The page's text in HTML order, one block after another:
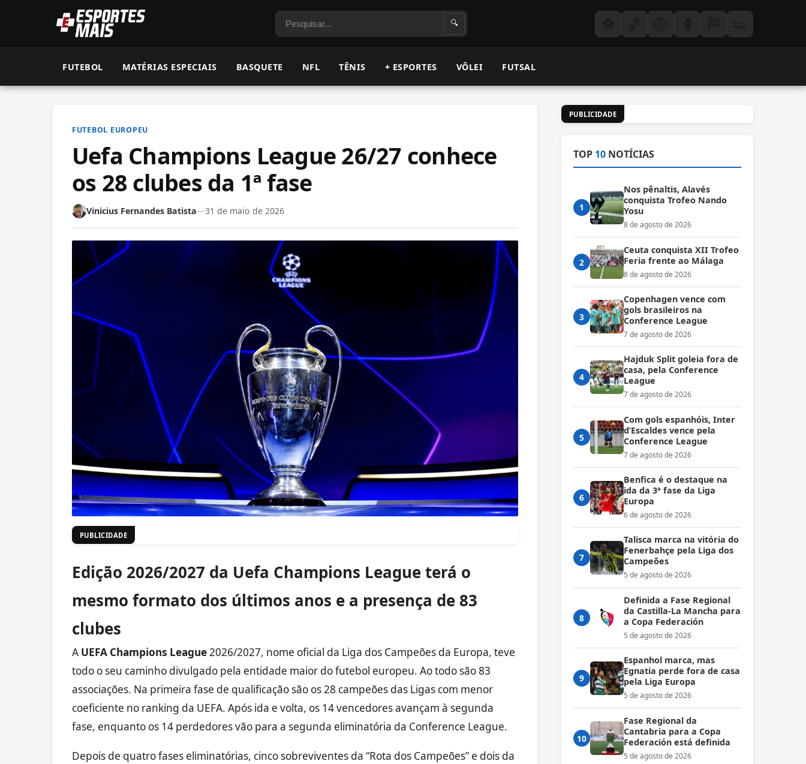
Pesquisar 🔍
FUTEBOL MATÉRIAS ESPECIAIS BASQUETE NFL TÊNIS + ESPORTES VÔLEI FUTSAL
FUTEBOL EUROPEU
Uefa Champions League 26/27 conhece
os 28 clubes da 1ª fase
Vinicius Fernandes Batista—31 de maio de 2026
PUBLICIDADE
Edição 2026/2027 da Uefa Champions League terá o
mesmo formato dos últimos anos e a presença de 83
clubes
A UEFA Champions League2026/2027, nome oficial da Liga dos Campeões da Europa, teve
todo o seu caminho divulgado pela entidade maior do futebol europeu. Ao todo são 83
associações. Na primeira fase de qualificação são os 28 campeões das Ligas com menor
coeficiente no ranking da UEFA. Após ida e volta, os 14 vencedores avançam à segunda
fase, enquanto os 14 perdedores vão para a segunda eliminatória da Conference League.
Depois de quatro fases eliminatórias, cinco sobreviventes da “Rota dos Campeões” e dois da
PUBLICIDADE
TOP 10 NOTÍCIAS
1
Nos pênaltis, Alavés
conquista Trofeo Nando
Yosu
8 de agosto de 2026
2
Ceuta conquista XII Trofeo
Feria frente ao Málaga
8 de agosto de 2026
3
Copenhagen vence com
gols brasileiros na
Conference League
7 de agosto de 2026
4
Hajduk Split goleia fora de
casa, pela Conference
League
7 de agosto de 2026
5
Com gols espanhóis, Inter
d’Escaldes vence pela
Conference League
7 de agosto de 2026
6
Benfica é o destaque na
ida da 3ª fase da Liga
Europa
6 de agosto de 2026
7
Talisca marca na vitória do
Fenerbahçe pela Liga dos
Campeões
5 de agosto de 2026
8
Definida a Fase Regional
da Castilla-La Mancha para
a Copa Federación
5 de agosto de 2026
9
Espanhol marca, mas
Egnatia perde fora de casa
pela Liga Europa
5 de agosto de 2026
10
Fase Regional da
Cantabria para a Copa
Federación está definida
5 de agosto de 2026